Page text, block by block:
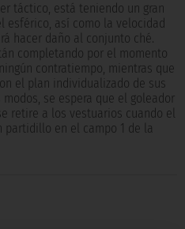
táctico, está teniendo un gran
esférico, así como la velocidad
hacer daño al conjunto ché.
completando por el momento
contratiempo, mientras que
el plan individualizado de sus
se espera que el goleador
retire a los vestuarios cuando el
partidillo en el campo 1 de la